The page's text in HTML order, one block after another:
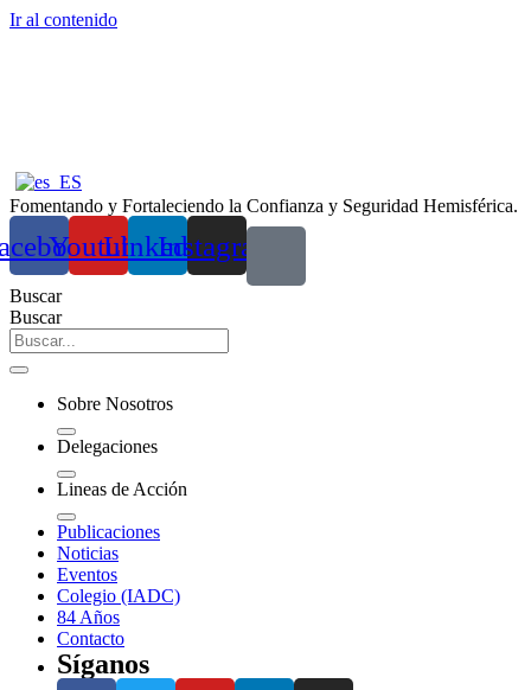
Ir al contenido
Fomentando y Fortaleciendo la Confianza y Seguridad Hemisférica.
YoutubeLinkedin
Instagram
Buscar
Buscar
Sobre Nosotros
Delegaciones
Lineas de Acción
Publicaciones
Noticias
Eventos
Colegio (IADC)
84 Años
Contacto
Síganos